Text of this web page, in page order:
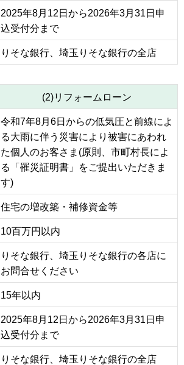
2025年8月12日から2026年3月31日申
込受付分まで
りそな銀行、埼玉りそな銀行の全店
(2)リフォームローン
令和7年8月6日からの低気圧と前線によ
る大雨に伴う災害により被害にあわれ
た個人のお客さま(原則、市町村長によ
る「罹災証明書」をご提出いただきま
す)
住宅の増改築・補修資金等
10百万円以内
りそな銀行、埼玉りそな銀行の各店に
お問合せください
15年以内
2025年8月12日から2026年3月31日申
込受付分まで
りそな銀行、埼玉りそな銀行の全店